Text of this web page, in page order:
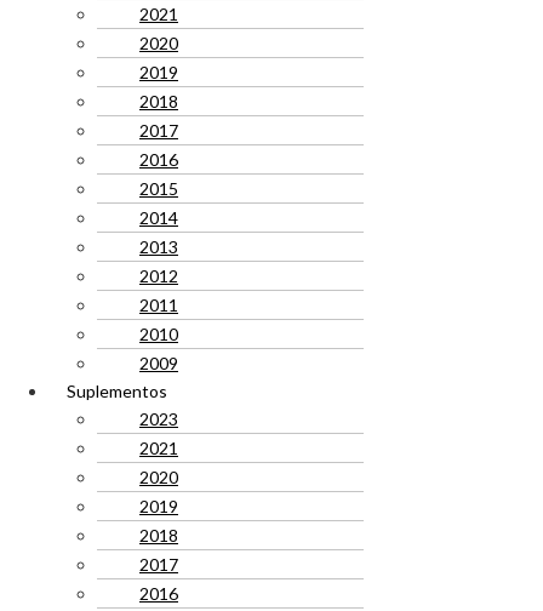
2021
2020
2019
2018
2017
2016
2015
2014
2013
2012
2011
2010
2009
Suplementos
2023
2021
2020
2019
2018
2017
2016